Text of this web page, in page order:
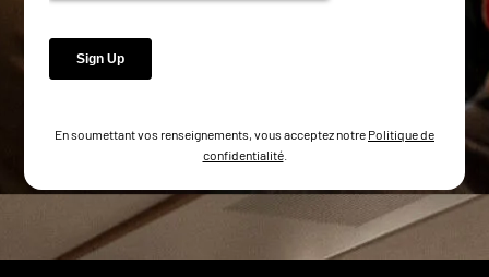
En soumettant vos renseignements, vous acceptez notre Politique de
confidentialité.